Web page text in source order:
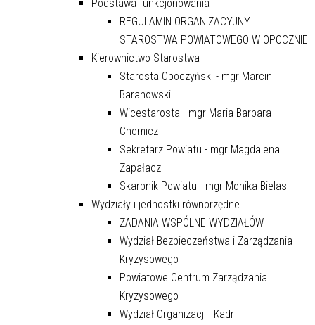
Podstawa funkcjonowania
REGULAMIN ORGANIZACYJNY
STAROSTWA POWIATOWEGO W OPOCZNIE
Kierownictwo Starostwa
Starosta Opoczyński - mgr Marcin
Baranowski
Wicestarosta - mgr Maria Barbara
Chomicz
Sekretarz Powiatu - mgr Magdalena
Zapałacz
Skarbnik Powiatu - mgr Monika Bielas
Wydziały i jednostki równorzędne
ZADANIA WSPÓLNE WYDZIAŁÓW
Wydział Bezpieczeństwa i Zarządzania
Kryzysowego
Powiatowe Centrum Zarządzania
Kryzysowego
Wydział Organizacji i Kadr